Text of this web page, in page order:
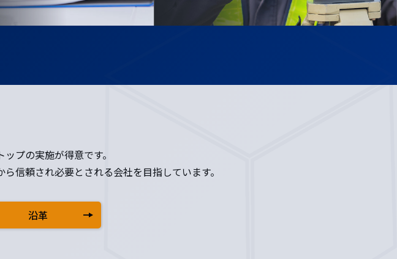
プの実施が得意です。
信頼され必要とされる会社を目指しています。
沿革